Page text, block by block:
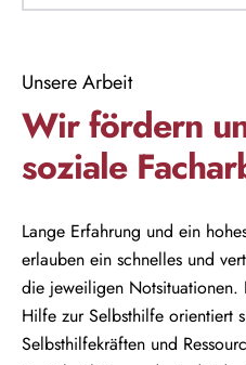
Unsere Arbeit
Wir fördern
soziale
Lange Erfahrung und ein
erlauben ein schnelles und
die jeweiligen Notsituationen.
Hilfe zur Selbsthilfe orientiert
Selbsthilfekräften und